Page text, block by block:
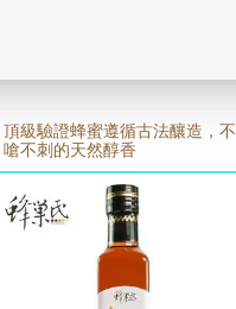
頂級驗證蜂蜜遵循古法釀造，不
嗆不刺的天然醇香